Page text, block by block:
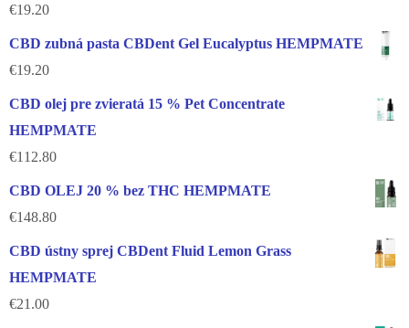
€19.20
CBD zubná pasta CBDent Gel Eucalyptus HEMPMATE
€19.20
CBD olej pre zvieratá 15 % Pet Concentrate
HEMPMATE
€112.80
CBD OLEJ 20 % bez THC HEMPMATE
€148.80
CBD ústny sprej CBDent Fluid Lemon Grass
HEMPMATE
€21.00